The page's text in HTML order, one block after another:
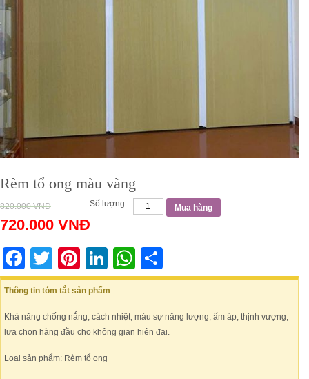
Rèm tổ ong màu vàng
820.000VNĐ
720.000 VNĐ
Số lượng Mua hàng
Facebook
TwitterPinterest
LinkedIn
WhatsApp
Thông tin tóm tắt sản phẩm
Khả năng chống nắng, cách nhiệt, màu sự năng lượng, ấm áp, thịnh vượng,
lựa chọn hàng đầu cho không gian hiện đại.
Loại sản phẩm: Rèm tổ ong